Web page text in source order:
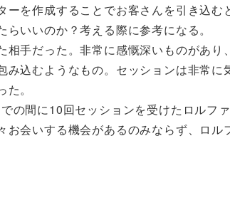
ーを作成することでお客さんを引き込む
いいのか？考える際に参考になる。
手だった。非常に感慨深いものがあり
込むようなもの。セッションは非常に
。
の間に10回セッションを受けたロルフ
会いする機会があるのみならず、ロル